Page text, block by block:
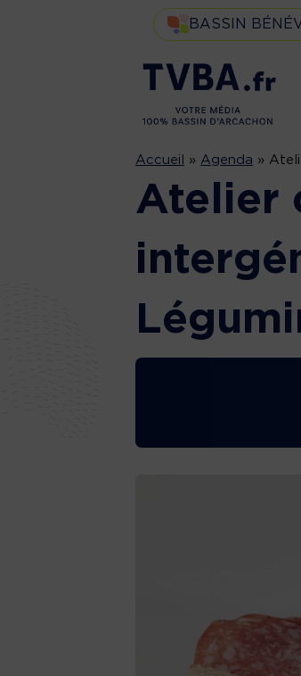
BASSIN
Accueil » Agenda »
Atelier